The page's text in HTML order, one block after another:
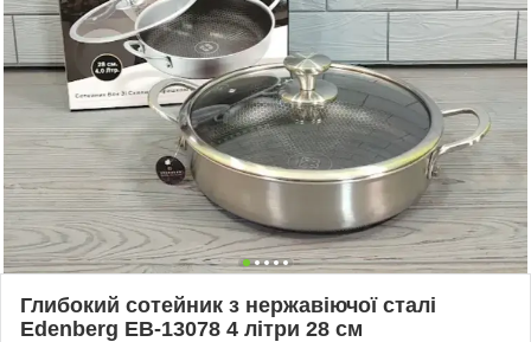
Глибокий сотейник з нержавіючої сталі
Edenberg EB-13078 4 літри 28 см